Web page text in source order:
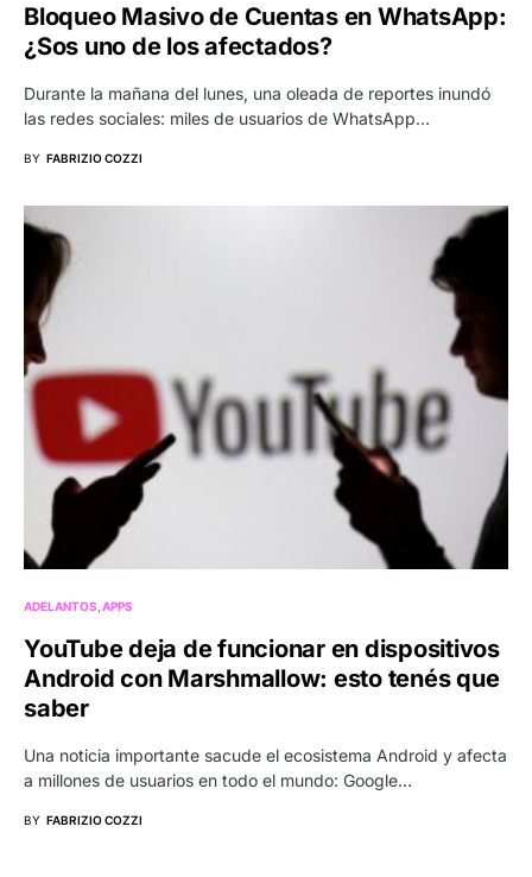
Bloqueo Masivo de Cuentas en WhatsApp:
¿Sos uno de los afectados?
Durante la mañana del lunes, una oleada de reportes inundó
las redes sociales: miles de usuarios de WhatsApp…
BY FABRIZIO COZZI
ADELANTOS APPS
YouTube deja de funcionar en dispositivos
Android con Marshmallow: esto tenés que
saber
Una noticia importante sacude el ecosistema Android y afecta
a millones de usuarios en todo el mundo: Google…
BY FABRIZIO COZZI